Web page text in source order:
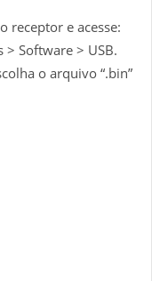
receptor e acesse:
> Software > USB.
o arquivo “.bin”